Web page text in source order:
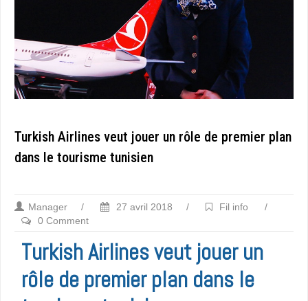
Turkish Airlines veut jouer un rôle de premier plan
dans le tourisme tunisien
Manager / 27 avril 2018 / Fil info
/
0 Comment
Turkish Airlines veut jouer un
rôle de premier plan dans le